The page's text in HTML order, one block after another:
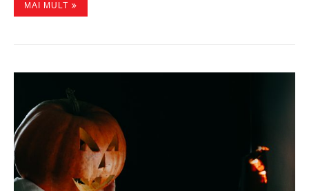
MAI MULT